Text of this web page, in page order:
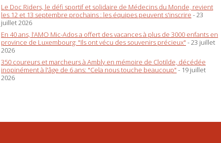
Le Doc Riders, le défi sportif et solidaire de Médecins du Monde, revient
les 12 et 13 septembre prochains : les équipes peuvent s'inscrire - 23
juillet 2026
En 40 ans, l’AMO Mic-Ados a offert des vacances à plus de 3000 enfants en
province de Luxembourg: "Ils ont vécu des souvenirs précieux" - 23 juillet
2026
350 coureurs et marcheurs à Ambly en mémoire de Clotilde, décédée
inopinément à l'âge de 6 ans: "Cela nous touche beaucoup" - 19 juillet
2026